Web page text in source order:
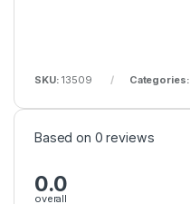
SKU:13509 Categories:
Based on 0 reviews
0.0
overall